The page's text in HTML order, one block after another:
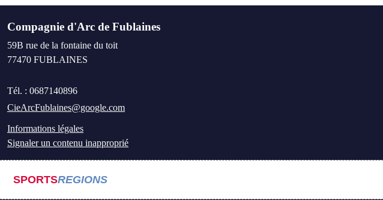
Compagnie d'Arc de Fublaines
59B rue de la fontaine du toit
77470 FUBLAINES
Tél. : 0687140896
CieArcFublaines@google.com
Informations légales
Signaler un contenu inapproprié
SPORTSREGIONS